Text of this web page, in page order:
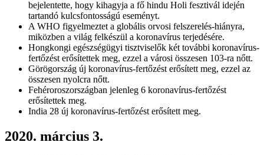
bejelentette, hogy kihagyja a fő hindu Holi fesztivál idején
tartandó kulcsfontosságú eseményt.
A WHO figyelmeztet a globális orvosi felszerelés-hiányra,
miközben a világ felkészül a koronavírus terjedésére.
Hongkongi egészségügyi tisztviselők két további koronavírus-
fertőzést erősítettek meg, ezzel a városi összesen 103-ra nőtt.
Görögország új koronavírus-fertőzést erősített meg, ezzel az
összesen nyolcra nőtt.
Fehéroroszországban jelenleg 6 koronavírus-fertőzést
erősítettek meg.
India 28 új koronavírus-fertőzést erősített meg.
2020. március 3.